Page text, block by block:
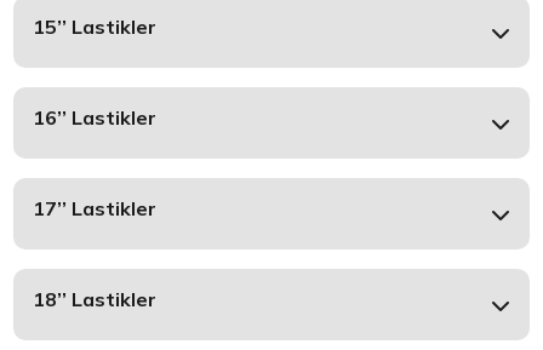
15’’ Lastikler
16’’ Lastikler
17’’ Lastikler
18’’ Lastikler